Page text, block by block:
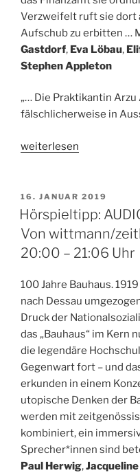
Verzweifelt ruft sie dort
Aufschub zu erbitten …
Gastdorf, Eva Löbau,
Stephen Appleton
„… Die Praktikantin
fälschlicherweise in
„Hörspieltipp:
Von
Dunja
Arnaszus.
&
26.01.2019,
WDR“
weiterlesen
VERÖFFENTLICHT
AM
16. JANUAR 2019
Hörspieltipp:
Von wittmann/
20:00 – 21:06 Uhr
100 Jahre Bauhaus.
nach Dessau
Druck der
das „Bauhaus“ im Kern
die legendäre
Gegenwart fort – und
erkunden in einem
utopische Denken der
werden mit
kombiniert, ein
Sprecher*innen sind
Paul Herwig,